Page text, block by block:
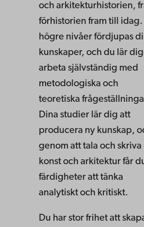
och arkitekturhistorien,
förhistorien fram till idag.
högre nivåer fördjupas
kunskaper, och du lär
arbeta självständig med
metodologiska och
teoretiska
Dina studier lär dig att
producera ny kunskap,
genom att tala och skriva
konst och arkitektur får
färdigheter att tänka
analytiskt och kritiskt.
Du har stor frihet att